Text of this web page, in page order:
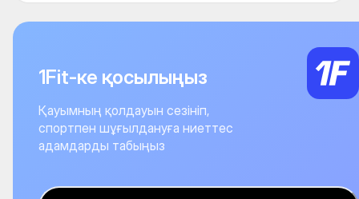
1Fit-ке қосылыңыз
Қауымның қолдауын сезініп,
спортпен шұғылдануға ниеттес
адамдарды табыңыз